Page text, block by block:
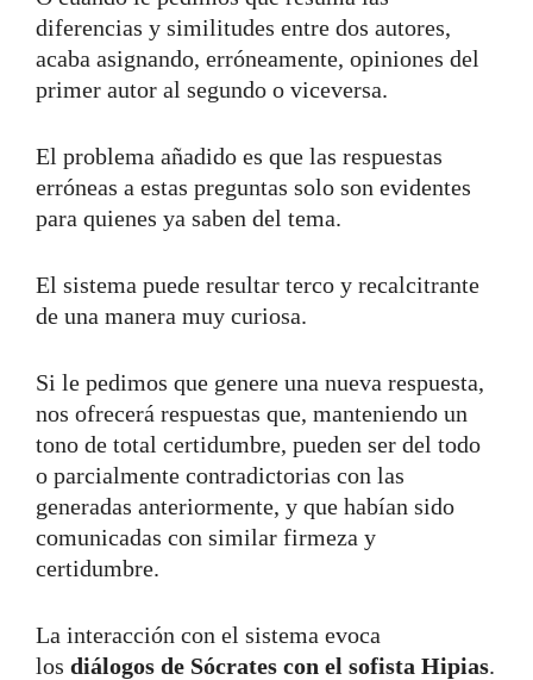
diferencias y similitudes entre dos autores,
acaba asignando, erróneamente, opiniones del
primer autor al segundo o viceversa.
El problema añadido es que las respuestas
erróneas a estas preguntas solo son evidentes
para quienes ya saben del tema.
El sistema puede resultar terco y recalcitrante
de una manera muy curiosa.
Si le pedimos que genere una nueva respuesta,
nos ofrecerá respuestas que, manteniendo un
tono de total certidumbre, pueden ser del todo
o parcialmente contradictorias con las
generadas anteriormente, y que habían sido
comunicadas con similar firmeza y
certidumbre.
La interacción con el sistema evoca
los diálogos de Sócrates con el sofista Hipias.